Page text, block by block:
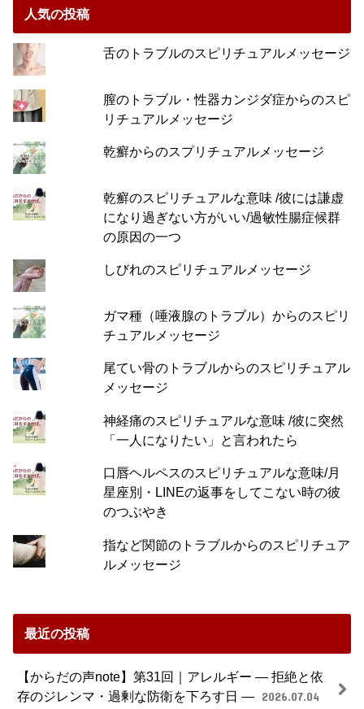
人気の投稿
舌のトラブルのスピリチュアルメッセージ
膣のトラブル・性器カンジダ症からのスピ
リチュアルメッセージ
乾癬からのスプリチュアルメッセージ
乾癬のスピリチュアルな意味 /彼には謙虚
になり過ぎない方がいい/過敏性腸症候群
の原因の一つ
しびれのスピリチュアルメッセージ
ガマ種（唾液腺のトラブル）からのスピリ
チュアルメッセージ
尾てい骨のトラブルからのスピリチュアル
メッセージ
神経痛のスピリチュアルな意味 /彼に突然
「一人になりたい」と言われたら
口唇ヘルペスのスピリチュアルな意味/月
星座別・LINEの返事をしてこない時の彼
のつぶやき
指など関節のトラブルからのスピリチュア
ルメッセージ
最近の投稿
【からだの声note】第31回｜アレルギー ― 拒絶と依
存のジレンマ・過剰な防衛を下ろす日 ― 2026.07.04